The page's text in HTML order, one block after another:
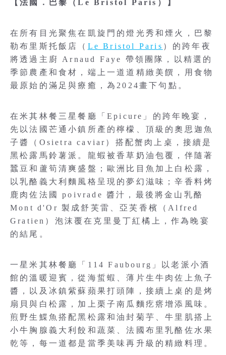
【法國．巴黎（Le Bristol Paris）】
在所有目光聚焦在凱旋門的燈光秀和煙火，巴黎
勒布里斯托飯店（ Le Bristol Paris ）的跨年夜
將透過主廚 Arnaud Faye 帶領團隊，以精選的
季節農產和食材，端上一道道精緻美饌，用食物
最原始的滿足與療癒，為2024畫下句點。
在米其林餐三星餐廳「Epicure」的跨年晚宴，
先以法國芒通小鎮所產的檸檬、頂級的奧思迦魚
子醬（Osietra caviar）搭配蟹肉上桌，接續是
黑松露馬鈴薯派。龍蝦被香草奶油包覆，伴隨著
蠶豆和蘆筍清爽盛盤；歐洲比目魚加上白松露，
以乳酪義大利麵風格呈現的夢幻滋味；辛香料烤
鹿肉佐法國 poivrade 醬汁，最後將金山乳酪
Mont d'Or 製成舒芙雷、亞芙香檳（Alfred
Gratien）泡沫覆在克里曼丁紅橘上，作為晚宴
的結尾。
一星米其林餐廳「114 Faubourg」以老派小酒
館的溫暖迎賓，從海蜇蝦、薄片生牛肉佐上魚子
醬，以及冰鎮紫蘇蘋果打頭陣，接續上桌的是烤
扇貝與白松露，加上栗子南瓜麵疙瘩增添風味。
煎野生鰈魚搭配黑松露和油封菊芋、牛里肌搭上
小牛胸腺義大利餃和蔬菜、法國布里乳酪佐水果
乾等，每一道都是當季美味再升級的精緻料理。